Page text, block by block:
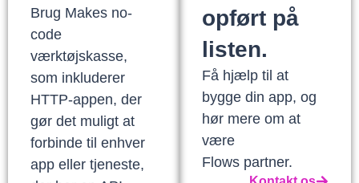
Brug Makes no-
code
værktøjskasse,
som inkluderer
HTTP-appen, der
gør det muligt at
forbinde til enhver
app eller tjeneste,
opført på
listen.
Få hjælp til at
bygge din app, og
hør mere om at
være
Flows partner.